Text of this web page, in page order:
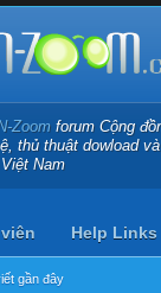
Zoom forum Cộng
thủ thuật dowload
Nam
gần đây
Help Links